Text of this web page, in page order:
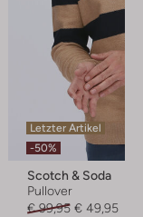
Letzter Artikel
-50%
Scotch & Soda
Pullover
€ 99,95 € 49,95